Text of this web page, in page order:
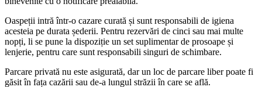
Oaspeții intră într-o cazare curată și sunt responsabili de igiena
acesteia pe durata șederii. Pentru rezervări de cinci sau mai multe
nopți, li se pune la dispoziție un set suplimentar de prosoape și
lenjerie, pentru care sunt responsabili singuri de schimbare.
Parcare privată nu este asigurată, dar un loc de parcare liber poate fi
găsit în fața cazării sau de-a lungul străzii în care se află.